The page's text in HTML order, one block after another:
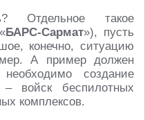
Отдельное такое
БАРС-Сармат»), пусть
конечно, ситуацию
А пример должен
создание
– войск беспилотных
комплексов.